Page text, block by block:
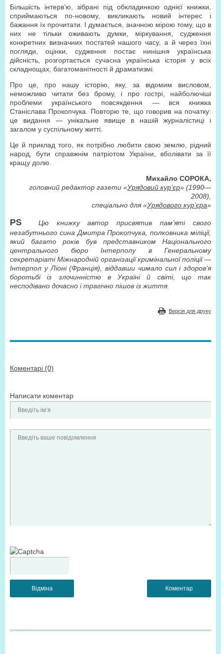
Більшість інтерв’ю, зібрані під обкладинкою однієї книжки,
сприймаються по-новому, викликають новий інтерес і
бажання їх прочитати. І думається, значною мірою тому, що в
них не тільки оживають думки, міркування, судження
конкретних визначних постатей нашого часу, а й через їхні
погляди, оцінки, судження постає нинішня українська
дійсність, розгортається сучасна українська історія у всіх
складнощах, багатоманітності й драматизмі.
Про це, про нашу історію, яку, за відомим висловом,
неможливо читати без брому, і про гострі, найболючіші
проблеми українського повсякдення — вся книжка
Станіслава Прокопчука. Повторю те, що говорив на початку:
це видання — унікальне явище в нашій журналістиці і
загалом у суспільному житті.
Це й приклад того, як потрібно любити свою землю, рідний
народ, бути справжнім патріотом України, вболівати за її
кращу долю.
Михайло СОРОКА,
головний редактор газети «Урядовий кур’єр» (1990—
2008),
спеціально для «Урядового кур’єра»
PS
Цю книжку автор присвятив пам’яті свого
незабутнього сина Дмитра Прокопчука, полковника міліції,
який багато років був представником Національного
центрального бюро Інтерполу в Генеральному
секретаріаті Міжнародній організації кримінальної поліції —
Інтерпол у Ліоні (Франція), віддавши чимало сил і здоров’я
боротьбі із злочинністю в Україні й світі, що так
несподівано дочасно і трагічно пішов із життя.
Версія для друку
Коментарі (0)
Написати коментар